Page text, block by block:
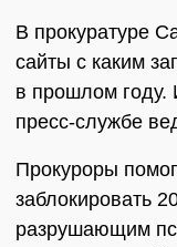
В прокуратуре
сайты с каким
в прошлом
пресс-службе
Прокуроры
заблокировать
разрушающим